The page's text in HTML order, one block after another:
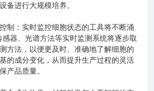
备进行大规模培养。
制：实时监控细胞状态的工具将不断涌
器、光谱方法等实时监测系统将逐步取
方法，以便更及时、准确地了解细胞的
的成分变化，从而提升生产过程的灵活
产品质量。